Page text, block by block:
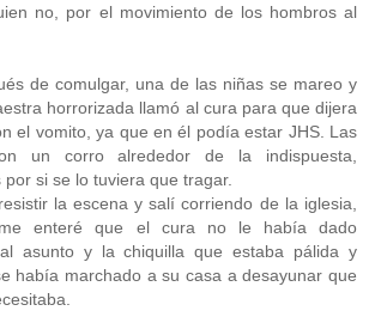
no, por el movimiento de los hombros al
de comulgar, una de las niñas se mareo y
horrorizada llamó al cura para que dijera
el vomito, ya que en él podía estar JHS. Las
un corro alrededor de la indispuesta,
por si se lo tuviera que tragar.
la escena y salí corriendo de la iglesia,
enteré que el cura no le había dado
al asunto y la chiquilla que estaba pálida y
había marchado a su casa a desayunar que